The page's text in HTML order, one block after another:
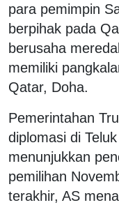
para pemimpin
berpihak pada
berusaha
memiliki
Qatar, Doha.
Pemerintahan
diplomasi di
menunjukkan
pemilihan
terakhir, AS